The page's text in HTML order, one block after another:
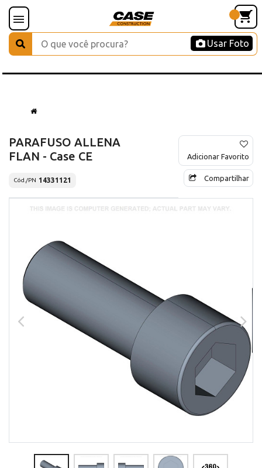
Usar Foto
PARAFUSO ALLENA
FLAN - Case CE
Cód./PN 14331121
Adicionar Favorito
Compartilhar